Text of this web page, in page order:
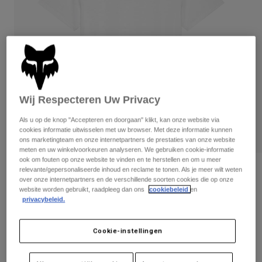
Korte broeken
Beschermingen
Brillen
Sokken
Onderdelen
Handschoenen
Jassen
Protections
Brillen
Sokken
Tassen & Accessoires
Alles bekijken
Women
Hoodies en truien
Jassen
Leggings & Broeken
Shirts
Alles bekijken
Socks
Alles bekijken
Helmen
Shirts
Pants
Boots
Beoordelingen
T-shirt Forums Tech
Artikelnummer30723
Price reduced from
€ 44,99to€ 26,99 40% OFF
Wij Respecteren Uw Privacy
Als u op de knop "Accepteren en doorgaan" klikt, kan onze website via
cookies informatie uitwisselen met uw browser. Met deze informatie kunnen
ons marketingteam en onze internetpartners de prestaties van onze website
meten en uw winkelvoorkeuren analyseren. We gebruiken cookie-informatie
ook om fouten op onze website te vinden en te herstellen en om u meer
relevante/gepersonaliseerde inhoud en reclame te tonen. Als je meer wilt weten
over onze internetpartners en de verschillende soorten cookies die op onze
website worden gebruikt, raadpleeg dan ons
cookiebeleid en
privacybeleid.
Cookie-instellingen